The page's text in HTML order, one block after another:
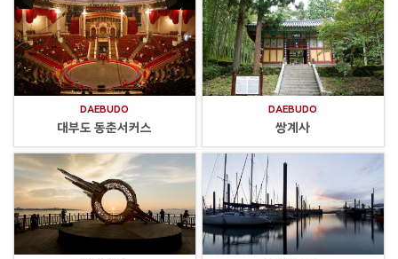
DAEBUDO
대부도 동춘서커스
DAEBUDO
쌍계사